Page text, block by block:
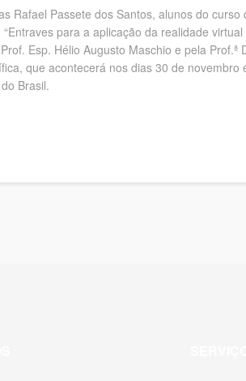
Rafael Passete dos Santos, alunos do
para a aplicação da realidade
Esp. Hélio Augusto Maschio e pela
que acontecerá nos dias 30 de
Brasil.